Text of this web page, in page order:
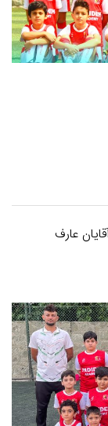
محترم آقایان عارف